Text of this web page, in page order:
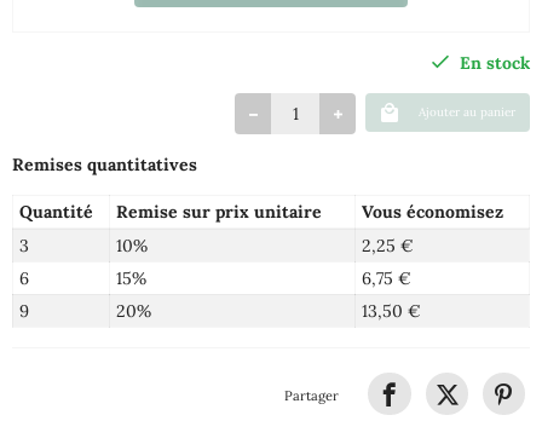
En stock
Ajouter au panier
Remises quantitatives
Quantité Remise sur prix unitaire
Vous économisez
3
10%
2,25 €
6
15%
6,75 €
9
20% 13,50 €
Partager